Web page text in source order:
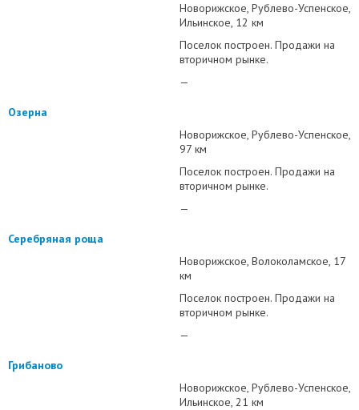
Новорижское Рублево-Успенское
Ильинское 12 км
Поселок построен. Продажи на
вторичном рынке.
—
Озерна
Новорижское Рублево-Успенское
97 км
Поселок построен. Продажи на
вторичном рынке.
—
Серебряная роща
Новорижское Волоколамское 17
км
Поселок построен. Продажи на
вторичном рынке.
—
Грибаново
Новорижское Рублево-Успенское
Ильинское 21 км